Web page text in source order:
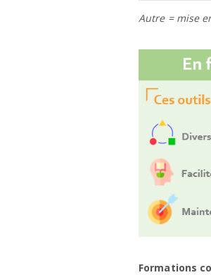
Autre = mise
Formations